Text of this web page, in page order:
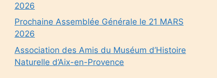
2026
Prochaine Assemblée Générale le 21 MARS
2026
Association des Amis du Muséum d’Histoire
Naturelle d’Aix-en-Provence